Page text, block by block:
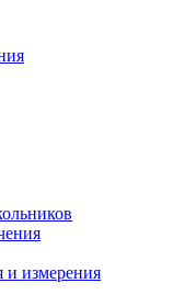
и измерения